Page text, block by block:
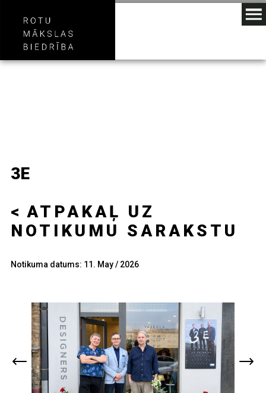
ATPAKAĻ UZ
NOTIKUMU SARAKSTU
Notikuma datums: 11. May / 2026
3E